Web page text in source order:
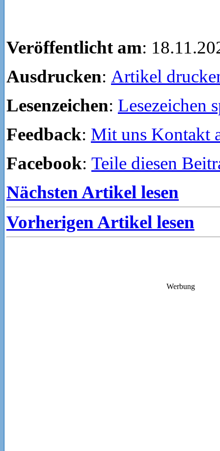
Veröffentlicht am:
Ausdrucken: Artikel
Lesenzeichen: Lesezeichen
Feedback: Mit uns Kontakt
Facebook: Teile diesen
Nächsten Artikel lesen
Vorherigen Artikel lesen
Werbung